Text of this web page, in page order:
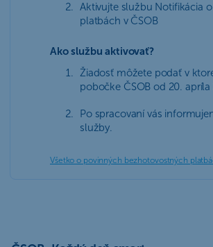
Aktivujte službu Notifikácia
platbách v ČSOB
Ako službu aktivovať?
Žiadosť môžete podať v
pobočke ČSOB od 20. apríla
Po spracovaní vás
služby.
Všetko o povinných bezhotovostných